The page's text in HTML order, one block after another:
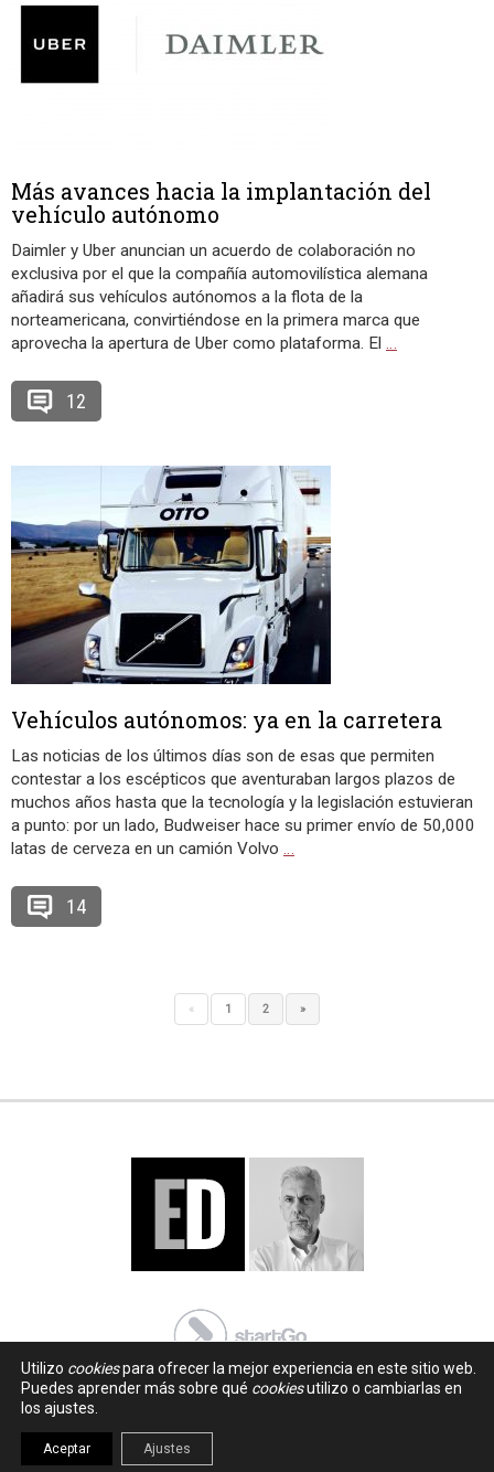
Más avances hacia la implantación del
vehículo autónomo
Daimler y Uber anuncian un acuerdo de colaboración no
exclusiva por el que la compañía automovilística alemana
añadirá sus vehículos autónomos a la flota de la
norteamericana, convirtiéndose en la primera marca que
aprovecha la apertura de Uber como plataforma. El …
12
Vehículos autónomos: ya en la carretera
Las noticias de los últimos días son de esas que permiten
contestar a los escépticos que aventuraban largos plazos de
muchos años hasta que la tecnología y la legislación estuvieran
a punto: por un lado, Budweiser hace su primer envío de 50,000
latas de cerveza en un camión Volvo …
14
« 1 2 »
Utilizo cookiespara ofrecer la mejor experiencia en este sitio web.
Puedes aprender más sobre qué cookiesutilizo o cambiarlas en
los ajustes.
Aceptar Ajustes